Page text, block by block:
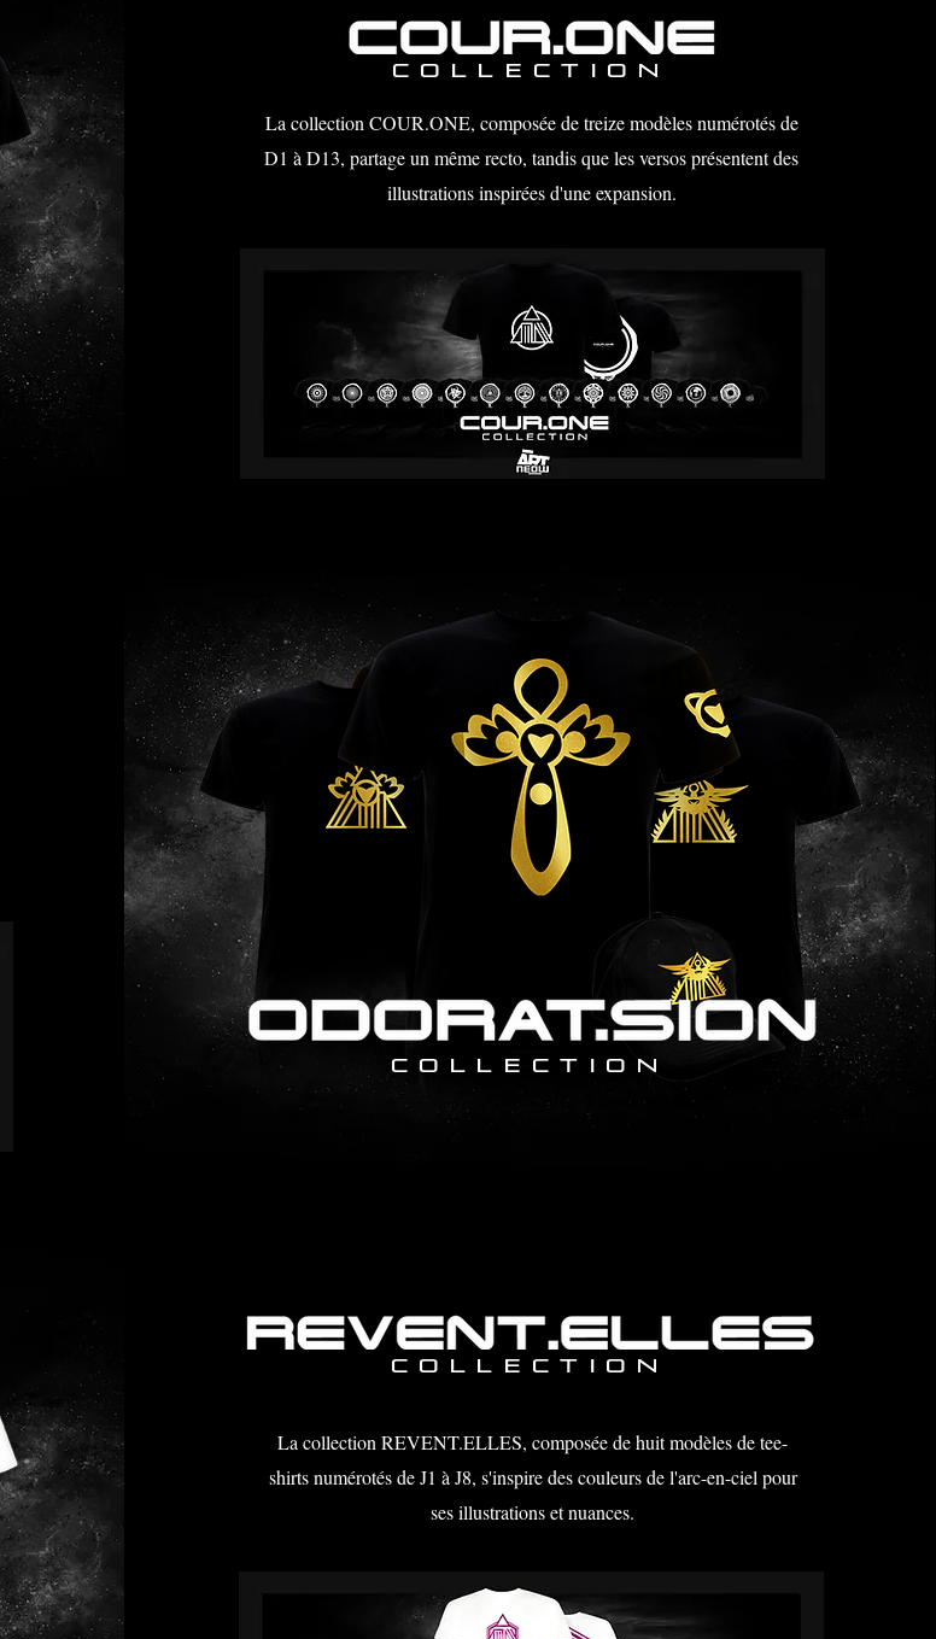
COLLECTION
La collection COUR.ONE, composée de treize modèles numérotés de
D1 à D13, partage un même recto, tandis que les versos présentent des
illustrations inspirées d'une expansion.
COLLECTION
COLLECTION
La collection REVENT.ELLES, composée de huit modèles de tee-
shirts numérotés de J1 à J8, s'inspire des couleurs de l'arc-en-ciel pour
ses illustrations et nuances.